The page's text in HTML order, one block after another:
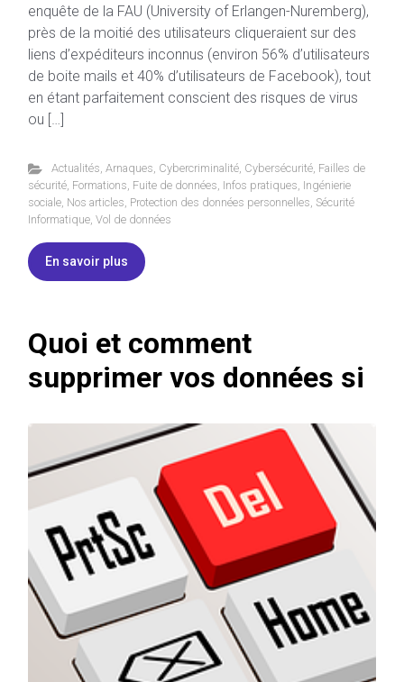
enquête de la FAU (University of Erlangen-Nuremberg),
près de la moitié des utilisateurs cliqueraient sur des
liens d’expéditeurs inconnus (environ 56% d’utilisateurs
de boite mails et 40% d’utilisateurs de Facebook), tout
en étant parfaitement conscient des risques de virus
ou […]
Actualités, Arnaques, Cybercriminalité, Cybersécurité, Failles de
sécurité, Formations, Fuite de données, Infos pratiques, Ingénierie
sociale, Nos articles, Protection des données personnelles, Sécurité
Informatique, Vol de données
En savoir plus
Quoi et comment
supprimer vos données si